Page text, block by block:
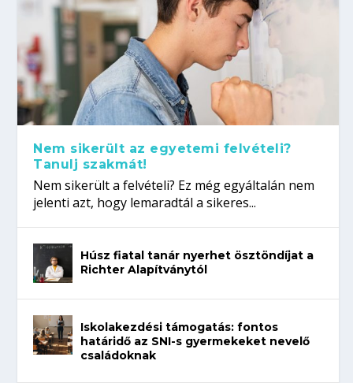
Nem sikerült az egyetemi felvételi?
Tanulj szakmát!
Nem sikerült a felvételi? Ez még egyáltalán nem
jelenti azt, hogy lemaradtál a sikeres...
Húsz fiatal tanár nyerhet ösztöndíjat a
Richter Alapítványtól
Iskolakezdési támogatás: fontos
határidő az SNI-s gyermekeket nevelő
családoknak